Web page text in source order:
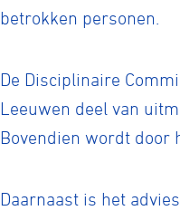
betrokken personen.
De Disciplinaire
Leeuwen deel van
Bovendien wordt door
Daarnaast is het